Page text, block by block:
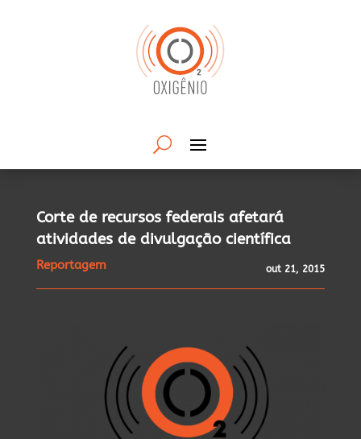
Corte de recursos federais afetará
atividades de divulgação científica
Reportagem out 21, 2015